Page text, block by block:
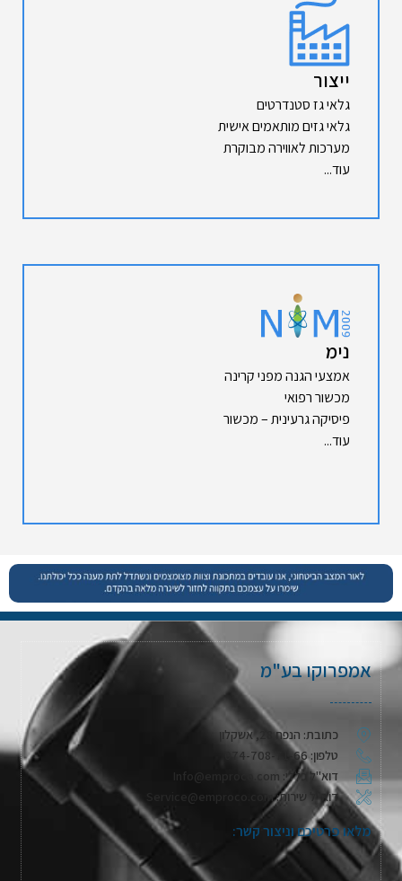
ייצור
גלאי גז סטנדרטים
גלאי גזים מותאמים אישית
מערכות לאווירה מבוקרת
עוד...
נימ
אמצעי הגנה מפני קרינה
מכשור רפואי
פיסיקה גרעינית – מכשור
עוד...
אמפרוקו בע"מ
כתובת: הנפח 28, אשקלון
טלפון: 074-708-71-66
דוא"ל כללי: Info@emproco.com
דוא"ל שירות: Service@emproco.com
מלאו פרטיכם וניצור קשר: